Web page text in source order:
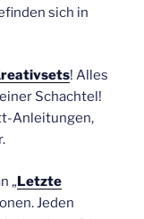
sich in
! Alles
Schachtel!
Anleitungen,
„Letzte
Jeden